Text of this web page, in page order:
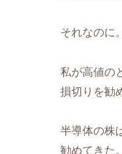
それなのに。
私が高値の
損切りを勧
半導体の株
勧めてきた。